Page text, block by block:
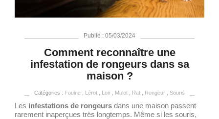
Publié : 05/03/2024
Comment reconnaître une
infestation de rongeurs dans sa
maison ?
Catégories : Fouine Lérot Loir Mulot Rat Rongeur Souris
Les infestations de rongeurs dans une maison passent
rarement inaperçues très longtemps. Même si les souris,